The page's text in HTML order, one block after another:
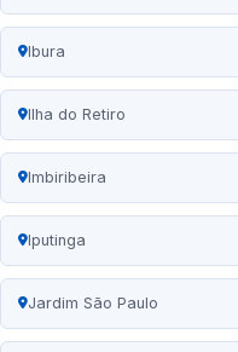
Ibura
Ilha do Retiro
Imbiribeira
Iputinga
Jardim São Paulo